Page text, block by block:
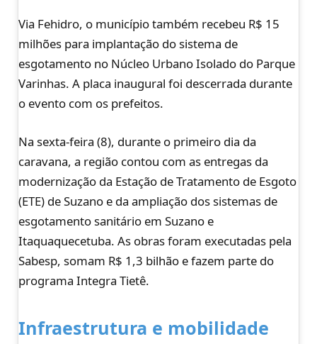
Via Fehidro, o município também recebeu R$ 15
milhões para implantação do sistema de
esgotamento no Núcleo Urbano Isolado do Parque
Varinhas. A placa inaugural foi descerrada durante
o evento com os prefeitos.
Na sexta-feira (8), durante o primeiro dia da
caravana, a região contou com as entregas da
modernização da Estação de Tratamento de Esgoto
(ETE) de Suzano e da ampliação dos sistemas de
esgotamento sanitário em Suzano e
Itaquaquecetuba. As obras foram executadas pela
Sabesp, somam R$ 1,3 bilhão e fazem parte do
programa Integra Tietê.
Infraestrutura e mobilidade